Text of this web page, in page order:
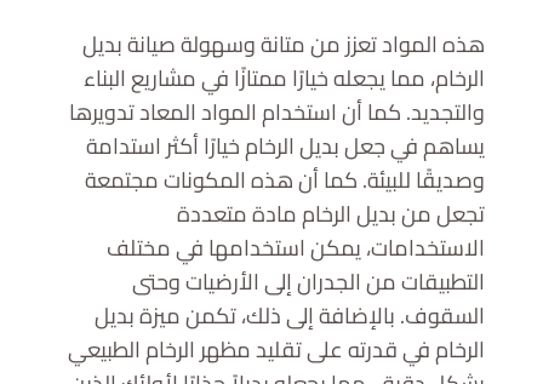
هذه المواد تعزز من متانة وسهولة صيانة بديل
الرخام، مما يجعله خيارًا ممتازًا في مشاريع البناء
والتجديد. كما أن استخدام المواد المعاد تدويرها
يساهم في جعل بديل الرخام خيارًا أكثر استدامة
وصديقًا للبيئة. كما أن هذه المكونات مجتمعة
تجعل من بديل الرخام مادة متعددة
الاستخدامات، يمكن استخدامها في مختلف
التطبيقات من الجدران إلى الأرضيات وحتى
السقوف. بالإضافة إلى ذلك، تكمن ميزة بديل
الرخام في قدرته على تقليد مظهر الرخام الطبيعي